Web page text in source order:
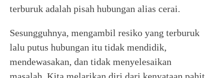
terburuk adalah pisah hubungan alias cerai.
Sesungguhnya, mengambil resiko yang terburuk
lalu putus hubungan itu tidak mendidik,
mendewasakan, dan tidak menyelesaikan